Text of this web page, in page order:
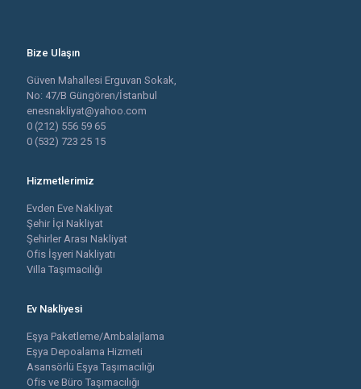
Bize Ulaşın
Güven Mahallesi Erguvan Sokak,
No: 47/B Güngören/İstanbul
enesnakliyat@yahoo.com
0 (212) 556 59 65
0 (532) 723 25 15
Hizmetlerimiz
Evden Eve Nakliyat
Şehir İçi Nakliyat
Şehirler Arası Nakliyat
Ofis İşyeri Nakliyatı
Villa Taşımacılığı
Ev Nakliyesi
Eşya Paketleme/Ambalajlama
Eşya Depoalama Hizmeti
Asansörlü Eşya Taşımacılığı
Ofis ve Büro Taşımacılığı